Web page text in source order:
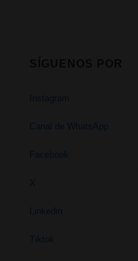
Instagram
Canal de WhatsApp
Facebook
X
Linkedin
Tiktok